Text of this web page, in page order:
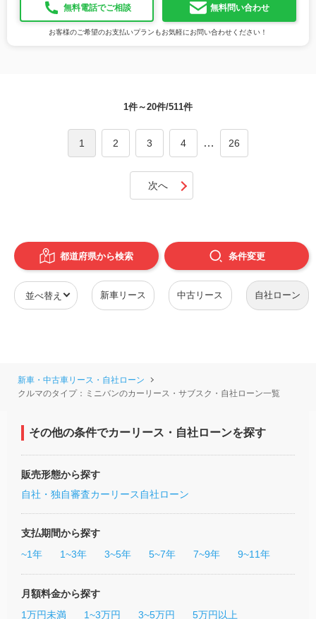
無料電話でご相談 無料問い合わせ
お客様のご希望のお支払いプランもお気軽にお問い合わせください！
1件～20件/511件
1 2 3 4 … 26
次へ
都道府県から検索 条件変更
新車リース 中古リース 自社ローン
新車・中古車リース・自社ローン
クルマのタイプ：ミニバンのカーリース・サブスク・自社ローン一覧
その他の条件でカーリース・自社ローンを探す
販売形態から探す
自社・独自審査カーリース 自社ローン
支払期間から探す
~1年
1~3年 3~5年 5~7年 7~9年 9~11年
月額料金から探す
1万円未満
1~3万円 3~5万円 5万円以上